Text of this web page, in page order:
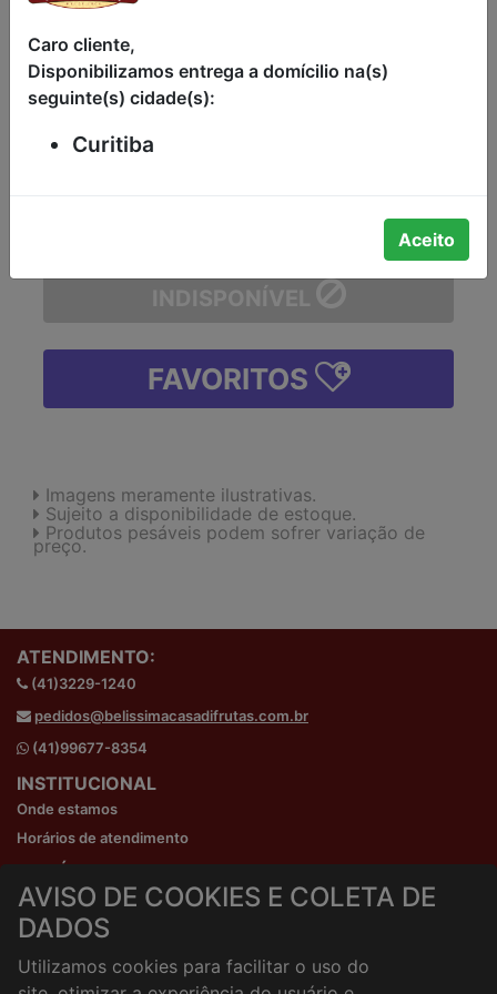
CHOCOLATE COM CASTANHAS-DO-
PARÁ INSPIRAÇÕES KIBON POTE 1,3L
-
FAVORITOS
Imagens meramente ilustrativas.
Sujeito a disponibilidade de estoque.
Produtos pesáveis podem sofrer variação de
preço.
Caro cliente,
Disponibilizamos entrega a domícilio na(s)
seguinte(s) cidade(s):
Curitiba
Aceito
AVISO DE COOKIES E COLETA DE
DADOS
Utilizamos cookies para facilitar o uso do
ATENDIMENTO:
(41)3229-1240
pedidos@belissimacasadifrutas.com.br
(41)99677-8354
INSTITUCIONAL
Onde estamos
Horários de atendimento
HORÁRIOS E ENTREGA
Formas de Pagamento
Horários de Entrega
Cidades Atendidas